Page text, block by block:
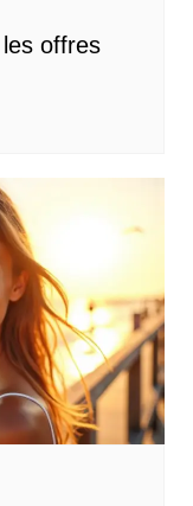
offres